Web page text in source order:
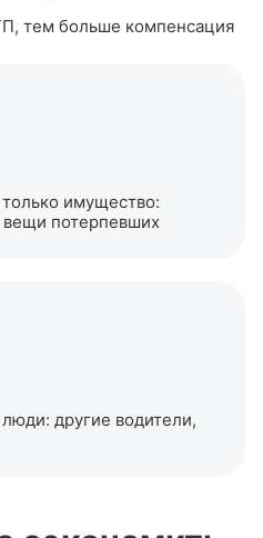
тем больше компенсация
имущество:
вещи потерпевших
другие водители,